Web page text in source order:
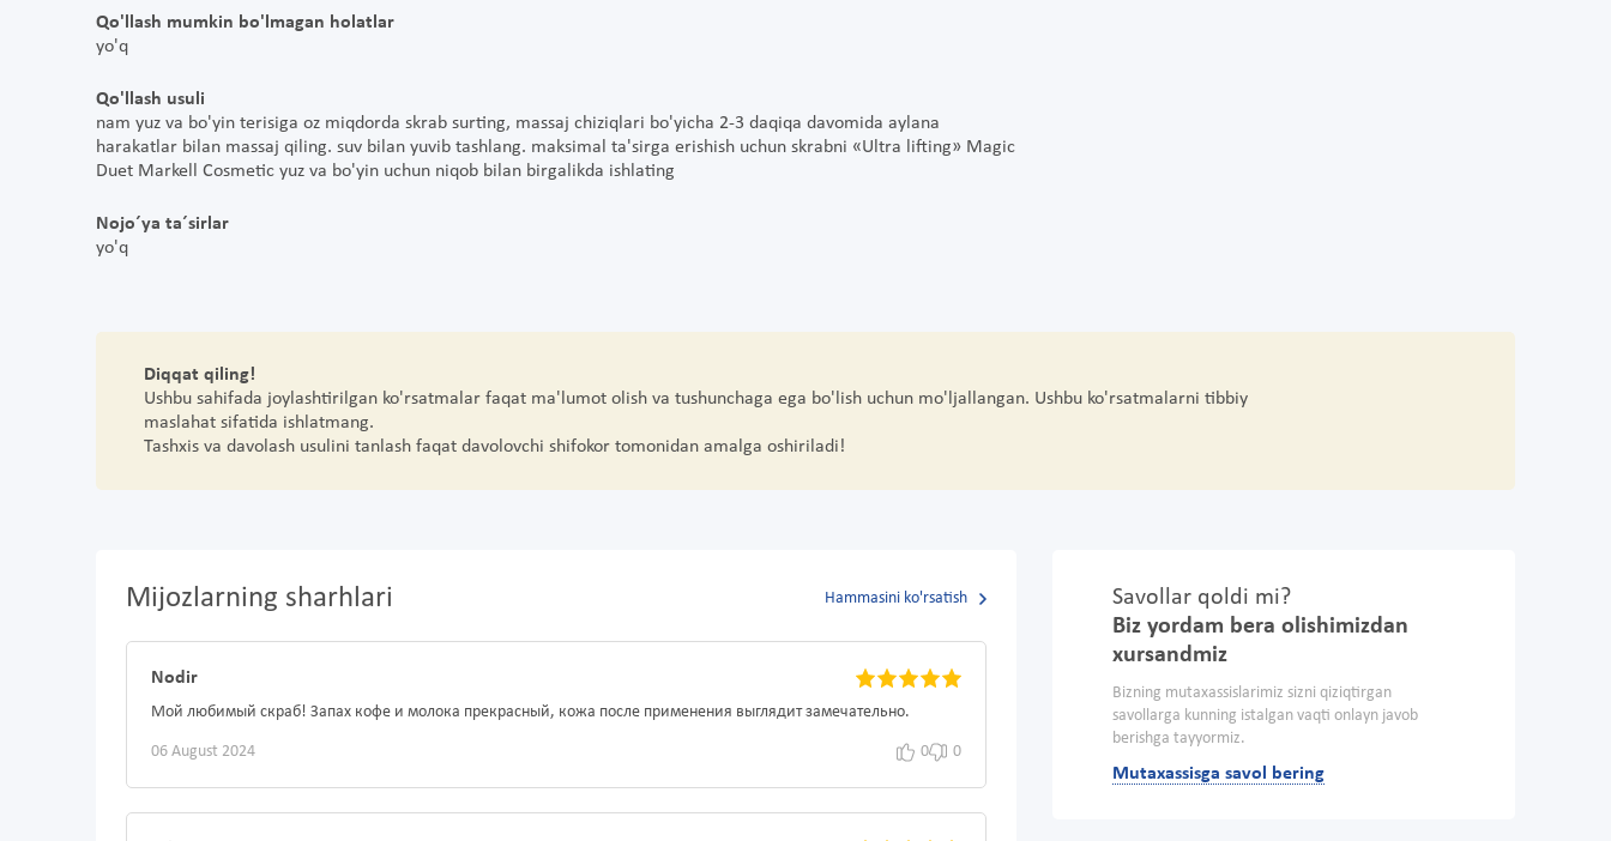
Qo'llash mumkin bo'lmagan holatlar
yo'q
Qo'llash usuli
nam yuz va bo'yin terisiga oz miqdorda skrab surting, massaj chiziqlari bo'yicha 2-3 daqiqa davomida aylana
harakatlar bilan massaj qiling. suv bilan yuvib tashlang. maksimal ta'sirga erishish uchun skrabni «Ultra lifting» Magic
Duet Markell Cosmetic yuz va bo'yin uchun niqob bilan birgalikda ishlating
Nojo´ya ta´sirlar
yo'q
Diqqat qiling!
Ushbu sahifada joylashtirilgan ko'rsatmalar faqat ma'lumot olish va tushunchaga ega bo'lish uchun mo'ljallangan. Ushbu ko'rsatmalarni tibbiy
maslahat sifatida ishlatmang.
Tashxis va davolash usulini tanlash faqat davolovchi shifokor tomonidan amalga oshiriladi!
Mijozlarning sharhlari Hammasini ko'rsatish
Nodir
Мой любимый скраб! Запах кофе и молока прекрасный, кожа после применения выглядит замечательно.
06 August 2024 0 0
Savollar qoldi mi?
Biz yordam bera olishimizdan
xursandmiz
Bizning mutaxassislarimiz sizni qiziqtirgan
savollarga kunning istalgan vaqti onlayn javob
berishga tayyormiz.
Mutaxassisga savol bering